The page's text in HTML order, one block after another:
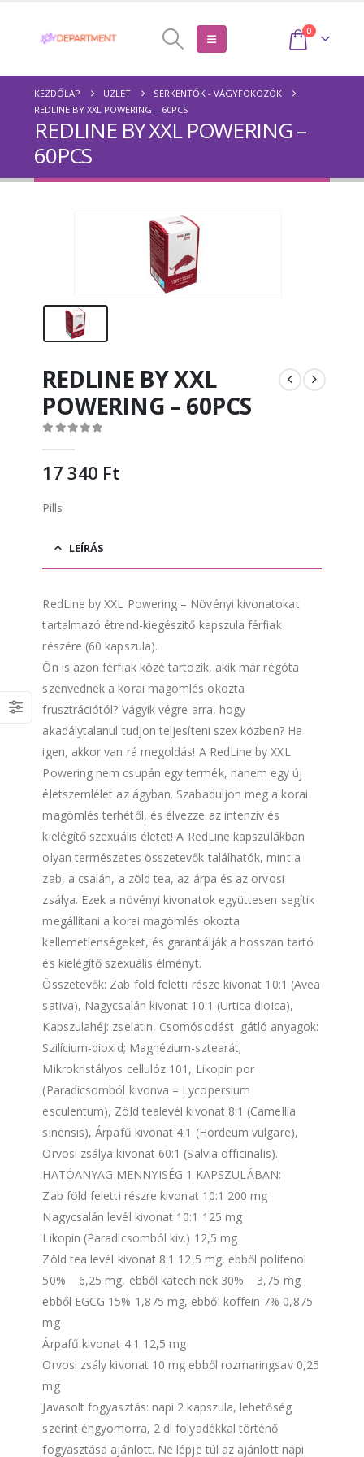
0
KEZDŐLAP ÜZLET
SERKENTŐK - VÁGYFOKOZÓK
REDLINE BY XXL POWERING – 60PCS
REDLINE BY XXL POWERING –
60PCS
REDLINE BY XXL
POWERING – 60PCS
17 340 Ft
Pills
LEÍRÁS
RedLine by XXL Powering – Növényi kivonatokat
tartalmazó étrend-kiegészítő kapszula férfiak
részére (60 kapszula).
Ön is azon férfiak közé tartozik, akik már régóta
szenvednek a korai magömlés okozta
frusztrációtól? Vágyik végre arra, hogy
akadálytalanul tudjon teljesíteni szex közben? Ha
igen, akkor van rá megoldás! A RedLine by XXL
Powering nem csupán egy termék, hanem egy új
életszemlélet az ágyban. Szabaduljon meg a korai
magömlés terhétől, és élvezze az intenzív és
kielégítő szexuális életet! A RedLine kapszulákban
olyan természetes összetevők találhatók, mint a
zab, a csalán, a zöld tea, az árpa és az orvosi
zsálya. Ezek a növényi kivonatok együttesen segítik
megállítani a korai magömlés okozta
kellemetlenségeket, és garantálják a hosszan tartó
és kielégítő szexuális élményt.
Összetevők: Zab föld feletti része kivonat 10:1 (Avea
sativa), Nagycsalán kivonat 10:1 (Urtica dioica),
Kapszulahéj: zselatin, Csomósodást gátló anyagok:
Szilícium-dioxid; Magnézium-sztearát;
Mikrokristályos cellulóz 101, Likopin por
(Paradicsomból kivonva – Lycopersium
esculentum), Zöld tealevél kivonat 8:1 (Camellia
sinensis), Árpafű kivonat 4:1 (Hordeum vulgare),
Orvosi zsálya kivonat 60:1 (Salvia officinalis).
HATÓANYAG MENNYISÉG 1 KAPSZULÁBAN:
Zab föld feletti részre kivonat 10:1 200 mg
Nagycsalán levél kivonat 10:1 125 mg
Likopin (Paradicsomból kiv.) 12,5 mg
Zöld tea levél kivonat 8:1 12,5 mg, ebből polifenol
50% 6,25 mg, ebből katechinek 30% 3,75 mg
ebből EGCG 15% 1,875 mg, ebből koffein 7% 0,875
mg
Árpafű kivonat 4:1 12,5 mg
Orvosi zsály kivonat 10 mg ebből rozmaringsav 0,25
mg
Javasolt fogyasztás: napi 2 kapszula, lehetőség
szerint éhgyomorra, 2 dl folyadékkal történő
fogyasztása ajánlott. Ne lépje túl az ajánlott napi